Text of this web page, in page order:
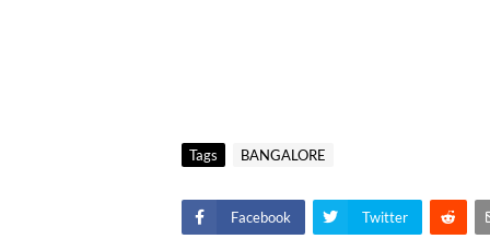
Tags BANGALORE
Facebook Twitter